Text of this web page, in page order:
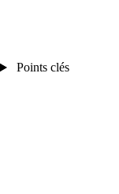
Points clés